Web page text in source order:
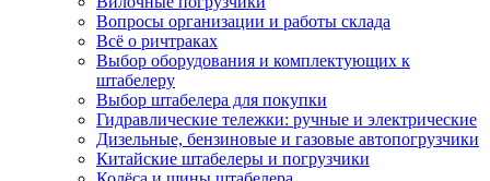
Вопросы организации и работы склада
Всё о ричтраках
Выбор оборудования и комплектующих к
штабелеру
Выбор штабелера для покупки
Гидравлические тележки: ручные и электрические
Дизельные, бензиновые и газовые автопогрузчики
Китайские штабелеры и погрузчики